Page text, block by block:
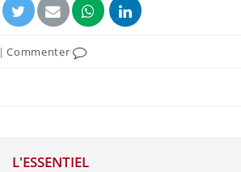
|Commenter
L'ESSENTIEL